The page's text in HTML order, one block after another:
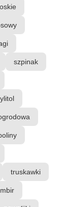
szpinak
truskawki